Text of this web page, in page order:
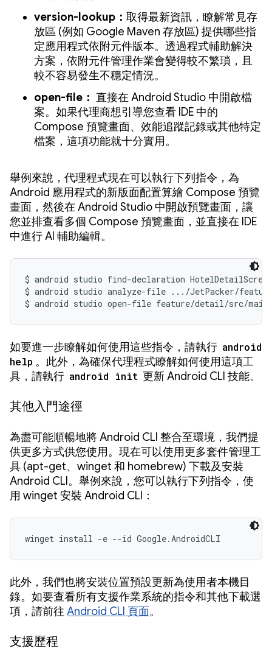
version-lookup： 取得最新資訊，瞭解常見存
放區 (例如 Google Maven 存放區) 提供哪些指
定應用程式依附元件版本。透過程式輔助解決
方案，依附元件管理作業會變得較不繁瑣，且
較不容易發生不穩定情況。
open-file： 直接在 Android Studio 中開啟檔
案。如果代理商想引導您查看 IDE 中的
Compose 預覽畫面、效能追蹤記錄或其他特定
檔案，這項功能就十分實用。
舉例來說，代理程式現在可以執行下列指令，為
Android 應用程式的新版面配置算繪 Compose 預覽
畫面，然後在 Android Studio 中開啟預覽畫面，讓
您並排查看多個 Compose 預覽畫面，並直接在 IDE
中進行 AI 輔助編輯。
$ android studio find-declaration HotelDetailScreen
$ android studio analyze-file .../JetPacker/
$ android studio open-file feature/detail/src/
如要進一步瞭解如何使用這些指令，請執行 android
help 。此外，為確保代理程式瞭解如何使用這項工
具，請執行 android init 更新 Android CLI 技能。
其他入門途徑
為盡可能順暢地將 Android CLI 整合至環境，我們提
供更多方式供您使用。現在可以使用更多套件管理工
具 (apt-get、winget 和 homebrew) 下載及安裝
Android CLI。舉例來說，您可以執行下列指令，使
用 winget 安裝 Android CLI：
winget install -e --id Google.AndroidCLI
此外，我們也將安裝位置預設更新為使用者本機目
錄。如要查看所有支援作業系統的指令和其他下載選
項，請前往 Android CLI 頁面。
支援歷程